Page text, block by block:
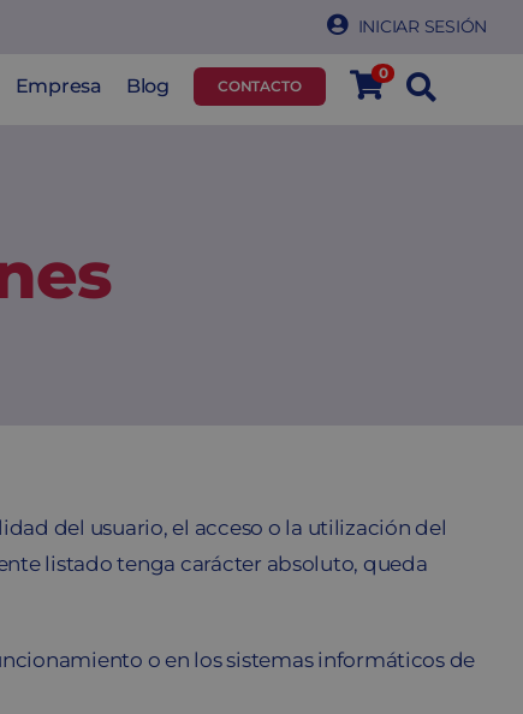
INICIAR SESIÓN
Empresa Blog CONTACTO
0
del usuario, el acceso o la utilización del
listado tenga carácter absoluto, queda
o en los sistemas informáticos de